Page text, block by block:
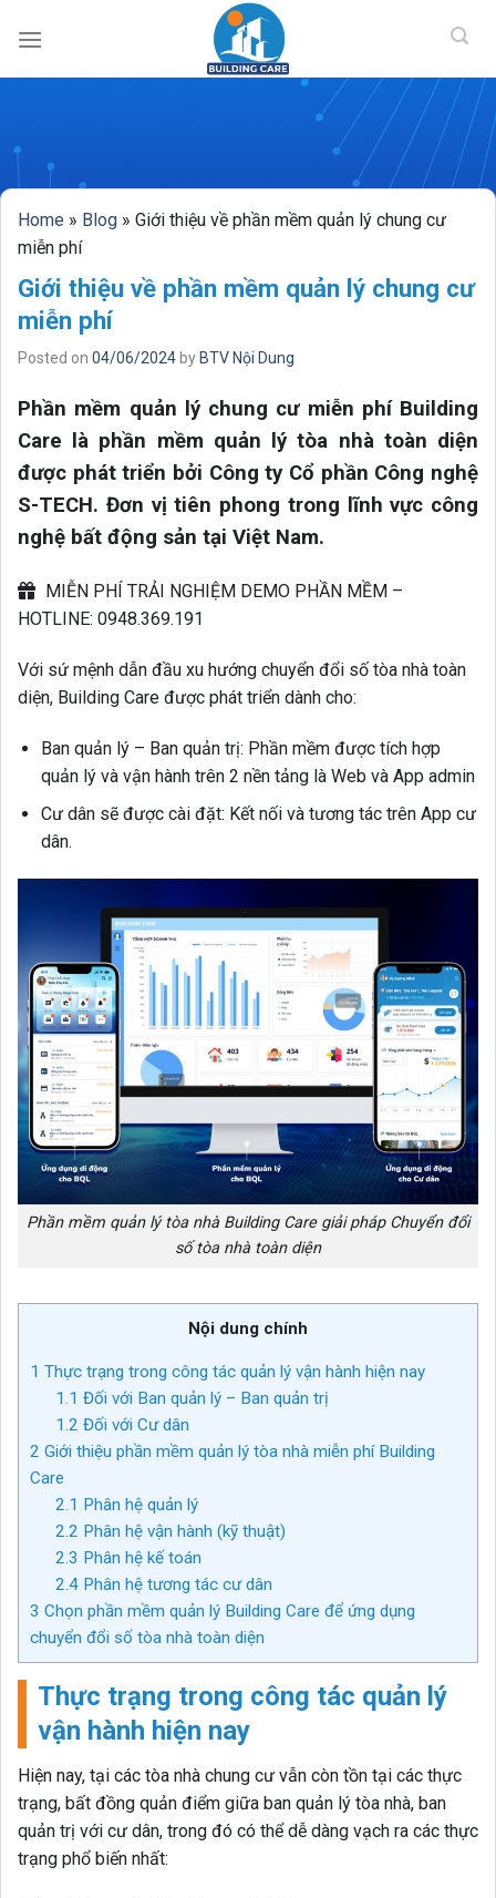
BUILDING
Home » Blog » Giới thiệu về phần mềm quản lý chung cư
miễn phí
Giới thiệu về phần mềm quản lý chung cư
miễn phí
Posted on 04/06/2024 by BTV Nội Dung
Phần mềm quản lý chung cư miễn phí Building
Care là phần mềm quản lý tòa nhà toàn diện
được phát triển bởi Công ty Cổ phần Công nghệ
S-TECH. Đơn vị tiên phong trong lĩnh vực công
nghệ bất động sản tại Việt Nam.
MIỄN PHÍ TRẢI NGHIỆM DEMO PHẦN MỀM –
HOTLINE: 0948.369.191
Với sứ mệnh dẫn đầu xu hướng chuyển đổi số tòa nhà toàn
diện, Building Care được phát triển dành cho:
Ban quản lý – Ban quản trị: Phần mềm được tích hợp
quản lý và vận hành trên 2 nền tảng là Web và App admin
Cư dân sẽ được cài đặt: Kết nối và tương tác trên App cư
dân.
Phần mềm quản lý tòa nhà Building Care giải pháp Chuyển đổi
số tòa nhà toàn diện
Nội dung chính
1 Thực trạng trong công tác quản lý vận hành hiện nay
1.1 Đối với Ban quản lý – Ban quản trị
1.2 Đối với Cư dân
2 Giới thiệu phần mềm quản lý tòa nhà miễn phí Building
Care
2.1 Phân hệ quản lý
2.2 Phân hệ vận hành (kỹ thuật)
2.3 Phân hệ kế toán
2.4Phân hệ tương tác cư dân
3 Chọn phần mềm quản lý Building Care để ứng dụng
chuyển đổi số tòa nhà toàn diện
Thực trạng trong công tác quản lý
vận hành hiện nay
Hiện nay, tại các tòa nhà chung cư vẫn còn tồn tại các thực
trạng, bất đồng quản điểm giữa ban quản lý tòa nhà, ban
quản trị với cư dân, trong đó có thể dễ dàng vạch ra các thực
trạng phổ biến nhất: